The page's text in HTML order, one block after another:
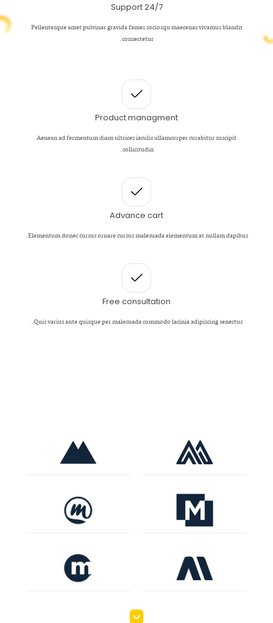
Support 24/7
Pellentesque amet pulvinar gravida fames sociosqu maecenas vivamus blandit
consectetur.
Product managment
Aenean ad fermentum diam ultrices iaculis ullamcorper curabitur suscipit
sollicitudin.
Advance cart
Elementum donec cursus ornare cursus malesuada elementum at nullam dapibus.
Free consultation
Quis varius ante quisque per malesuada commodo lacinia adipiscing senectus.